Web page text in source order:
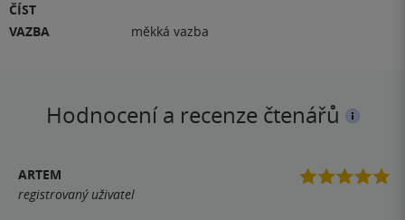
ČÍST
VAZBA měkká vazba
Hodnocení a recenze čtenářů
ARTEM
registrovaný uživatel